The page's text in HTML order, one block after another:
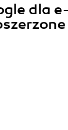
dla